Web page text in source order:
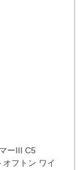
ーIII C5
フトン ワイ